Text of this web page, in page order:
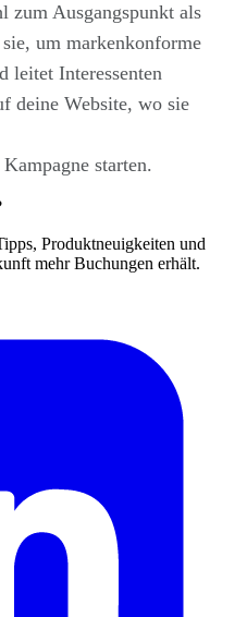
zum Ausgangspunkt als
um markenkonforme
leitet Interessenten
deine Website, wo sie
starten.
Produktneuigkeiten und
mehr Buchungen erhält.